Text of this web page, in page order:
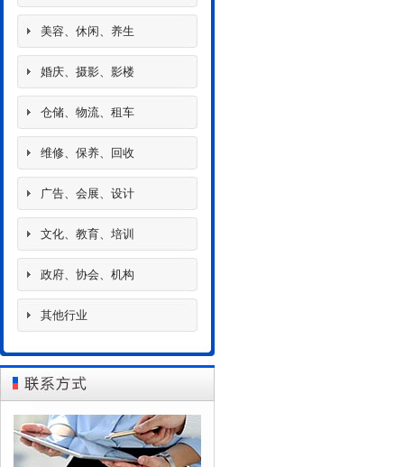
美容、休闲、养生
婚庆、摄影、影楼
仓储、物流、租车
维修、保养、回收
广告、会展、设计
文化、教育、培训
政府、协会、机构
其他行业